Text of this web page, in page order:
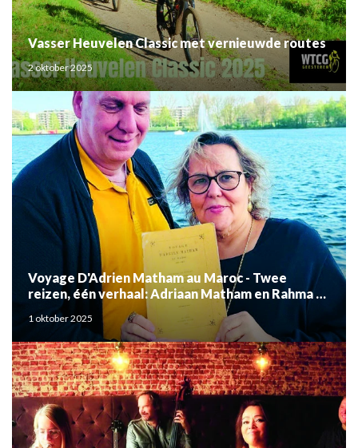
Vasser Heuvelen Classic met vernieuwde routes
2 oktober 2025
Voyage D'Adrien Matham au Maroc - Twee
reizen, één verhaal: Adriaan Matham en Rahma el
Mouden
1 oktober 2025